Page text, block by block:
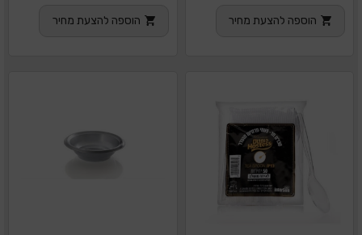
הוספה להצעת מחיר הוספה להצעת מחיר